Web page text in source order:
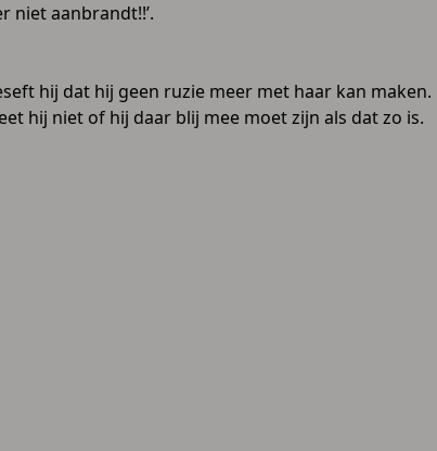
niet aanbrandt!!’.
hij dat hij geen ruzie meer met haar kan maken.
hij niet of hij daar blij mee moet zijn als dat zo is.